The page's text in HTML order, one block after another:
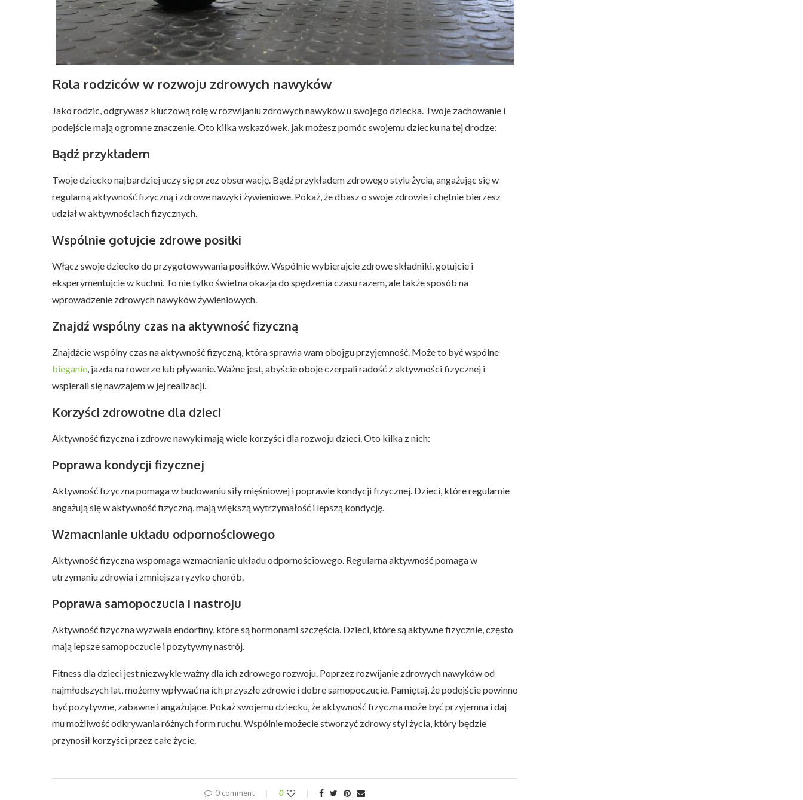
Rola rodziców w rozwoju zdrowych nawyków
Jako rodzic, odgrywasz kluczową rolę w rozwijaniu zdrowych nawyków u swojego dziecka. Twoje zachowanie i
podejście mają ogromne znaczenie. Oto kilka wskazówek, jak możesz pomóc swojemu dziecku na tej drodze:
Bądź przykładem
Twoje dziecko najbardziej uczy się przez obserwację. Bądź przykładem zdrowego stylu życia, angażując się w
regularną aktywność fizyczną i zdrowe nawyki żywieniowe. Pokaż, że dbasz o swoje zdrowie i chętnie bierzesz
udział w aktywnościach fizycznych.
Wspólnie gotujcie zdrowe posiłki
Włącz swoje dziecko do przygotowywania posiłków. Wspólnie wybierajcie zdrowe składniki, gotujcie i
eksperymentujcie w kuchni. To nie tylko świetna okazja do spędzenia czasu razem, ale także sposób na
wprowadzenie zdrowych nawyków żywieniowych.
Znajdź wspólny czas na aktywność fizyczną
Znajdźcie wspólny czas na aktywność fizyczną, która sprawia wam obojgu przyjemność. Może to być wspólne
bieganie, jazda na rowerze lub pływanie. Ważne jest, abyście oboje czerpali radość z aktywności fizycznej i
wspierali się nawzajem w jej realizacji.
Korzyści zdrowotne dla dzieci
Aktywność fizyczna i zdrowe nawyki mają wiele korzyści dla rozwoju dzieci. Oto kilka z nich:
Poprawa kondycji fizycznej
Aktywność fizyczna pomaga w budowaniu siły mięśniowej i poprawie kondycji fizycznej. Dzieci, które regularnie
angażują się w aktywność fizyczną, mają większą wytrzymałość i lepszą kondycję.
Wzmacnianie układu odpornościowego
Aktywność fizyczna wspomaga wzmacnianie układu odpornościowego. Regularna aktywność pomaga w
utrzymaniu zdrowia i zmniejsza ryzyko chorób.
Poprawa samopoczucia i nastroju
Aktywność fizyczna wyzwala endorfiny, które są hormonami szczęścia. Dzieci, które są aktywne fizycznie, często
mają lepsze samopoczucie i pozytywny nastrój.
Fitness dla dzieci jest niezwykle ważny dla ich zdrowego rozwoju. Poprzez rozwijanie zdrowych nawyków od
najmłodszych lat, możemy wpływać na ich przyszłe zdrowie i dobre samopoczucie. Pamiętaj, że podejście powinno
być pozytywne, zabawne i angażujące. Pokaż swojemu dziecku, że aktywność fizyczna może być przyjemna i daj
mu możliwość odkrywania różnych form ruchu. Wspólnie możecie stworzyć zdrowy styl życia, który będzie
przynosił korzyści przez całe życie.
0 comment 0